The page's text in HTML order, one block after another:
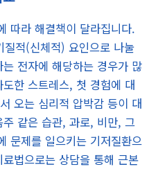
따라 해결책이 달라집니다.
적(신체적) 요인으로 나눌
전자에 해당하는 경우가 많
한 스트레스, 첫 경험에 대
오는 심리적 압박감 등이 대
같은 습관, 과로, 비만, 그
문제를 일으키는 기저질환으
법으로는 상담을 통해 근본